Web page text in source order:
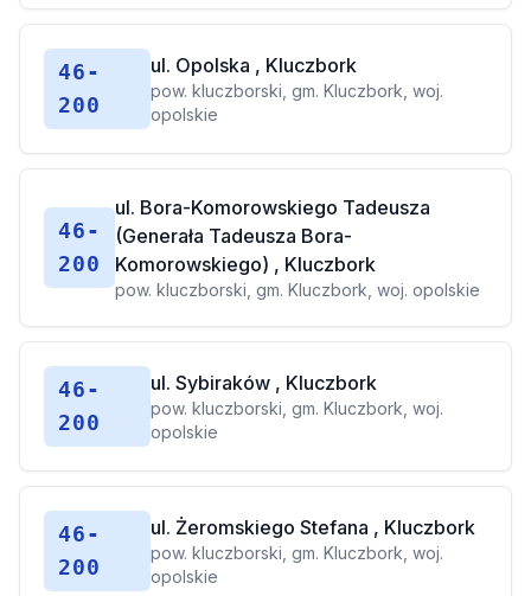
46-
200
ul. Opolska , Kluczbork
pow. kluczborski, gm. Kluczbork, woj.
opolskie
46-
200
ul. Bora-Komorowskiego Tadeusza
(Generała Tadeusza Bora-
Komorowskiego) , Kluczbork
pow. kluczborski, gm. Kluczbork, woj. opolskie
46-
200
ul. Sybiraków , Kluczbork
pow. kluczborski, gm. Kluczbork, woj.
opolskie
46-
200
ul. Żeromskiego Stefana , Kluczbork
pow. kluczborski, gm. Kluczbork, woj.
opolskie